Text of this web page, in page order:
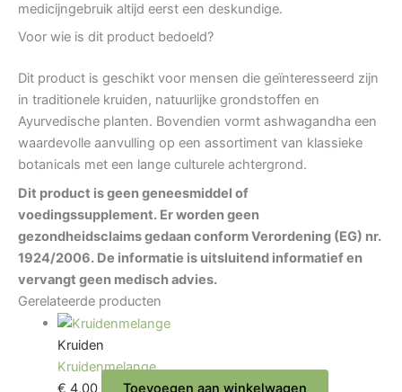
medicijngebruik altijd eerst een deskundige.
Voor wie is dit product bedoeld?
Dit product is geschikt voor mensen die geïnteresseerd zijn
in traditionele kruiden, natuurlijke grondstoffen en
Ayurvedische planten. Bovendien vormt ashwagandha een
waardevolle aanvulling op een assortiment van klassieke
botanicals met een lange culturele achtergrond.
Dit product is geen geneesmiddel of
voedingssupplement. Er worden geen
gezondheidsclaims gedaan conform Verordening (EG) nr.
1924/2006. De informatie is uitsluitend informatief en
vervangt geen medisch advies.
Gerelateerde producten
Kruiden
Kruidenmelange
€ 4,00 Toevoegen aan winkelwagen